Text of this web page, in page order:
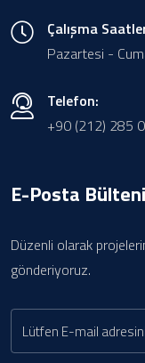
Çalışma
Pazartesi -
Telefon:
+90 (212) 285
E-Posta
Düzenli olarak
gönderiyoruz.